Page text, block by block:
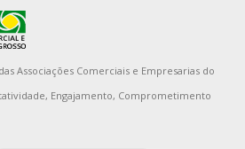
Associações Comerciais e Empresarias do
Engajamento, Comprometimento